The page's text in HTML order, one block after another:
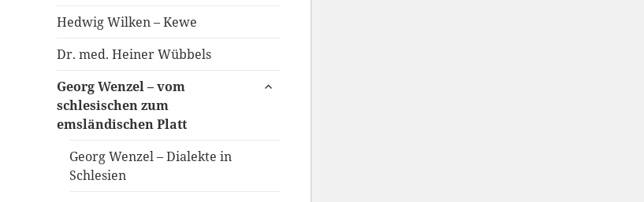
Hedwig Wilken – Kewe
Dr. med. Heiner Wübbels
Georg Wenzel – vom
schlesischen zum
emsländischen Platt
untermenü
Georg Wenzel – Dialekte in
Schlesien